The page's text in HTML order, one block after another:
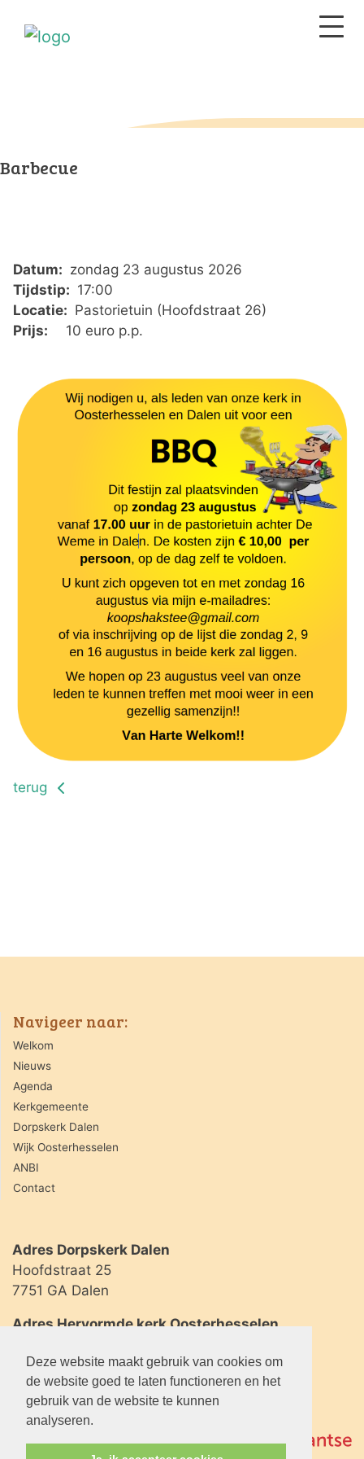
Deze website maakt gebruik van cookies om
de website goed te laten functioneren en het
gebruik van de website te kunnen
analyseren.
Barbecue
Datum: zondag 23 augustus 2026
Tijdstip: 17:00
Locatie: Pastorietuin (Hoofdstraat 26)
Prijs:
10 euro p.p.
terug
Navigeer naar:
Welkom
Nieuws
Agenda
Kerkgemeente
Dorpskerk Dalen
Wijk Oosterhesselen
ANBI
Contact
Adres Dorpskerk Dalen
Hoofdstraat 25
7751 GA Dalen
Adres Hervormde kerk Oosterhesselen
7861 BL Oosterhesselen